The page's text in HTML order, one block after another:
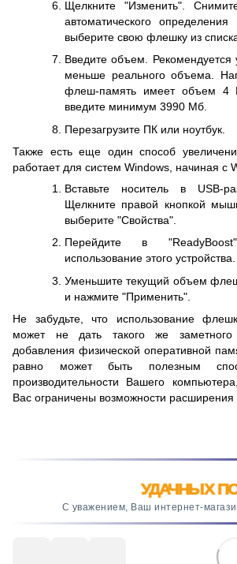
Щелкните "Изменить".
автоматического
выберите свою флешку из
Введите объем.
меньше реального объема.
флеш-память имеет объем 4
введите минимум 3990 Мб.
Перезагрузите ПК или ноутбук.
Также есть еще один способ
работает для систем Windows, начиная с
Вставьте носитель в USB-
Щелкните правой кнопкой
выберите "Свойства".
Перейдите в
использование этого устройства.
Уменьшите текущий объем
и нажмите "Применить".
Не забудьте, что использование
может не дать такого же
добавления физической оперативной
равно может быть полезным
производительности Вашего
Вас ограничены возможности расширения
УДАЧНЫХ
С уважением, Ваш интернет-